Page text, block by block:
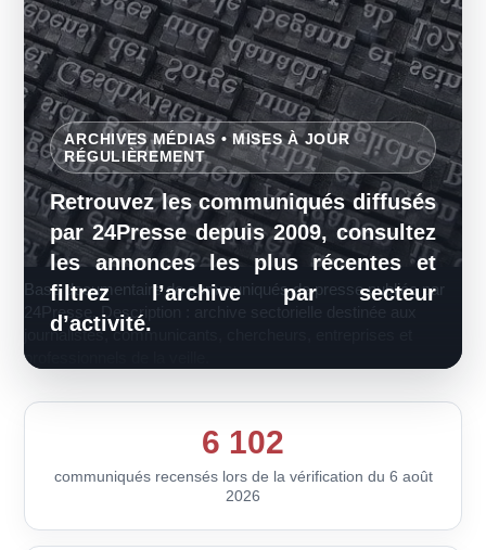
ARCHIVES MÉDIAS • MISES À JOUR
RÉGULIÈREMENT
Retrouvez les communiqués diffusés
par 24Presse depuis 2009, consultez
les annonces les plus récentes et
filtrez l’archive par secteur
d’activité.
Base documentaire de communiqués de presse publiée par
24Presse. Description : archive sectorielle destinée aux
journalistes, communicants, chercheurs, entreprises et
professionnels de la veille.
6 102
communiqués recensés lors de la vérification du 6 août
2026